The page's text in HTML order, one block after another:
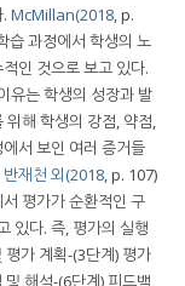
McMillan(2018, p.
습 과정에서 학생의 노
인 것으로 보고 있다.
유는 학생의 성장과 발
위해 학생의 강점, 약점,
서 보인 여러 증거들
반재천 외(2018, p. 107)
평가가 순환적인 구
있다. 즉, 평가의 실행
가 계획-(3단계) 평가
해석-(6단계) 피드백